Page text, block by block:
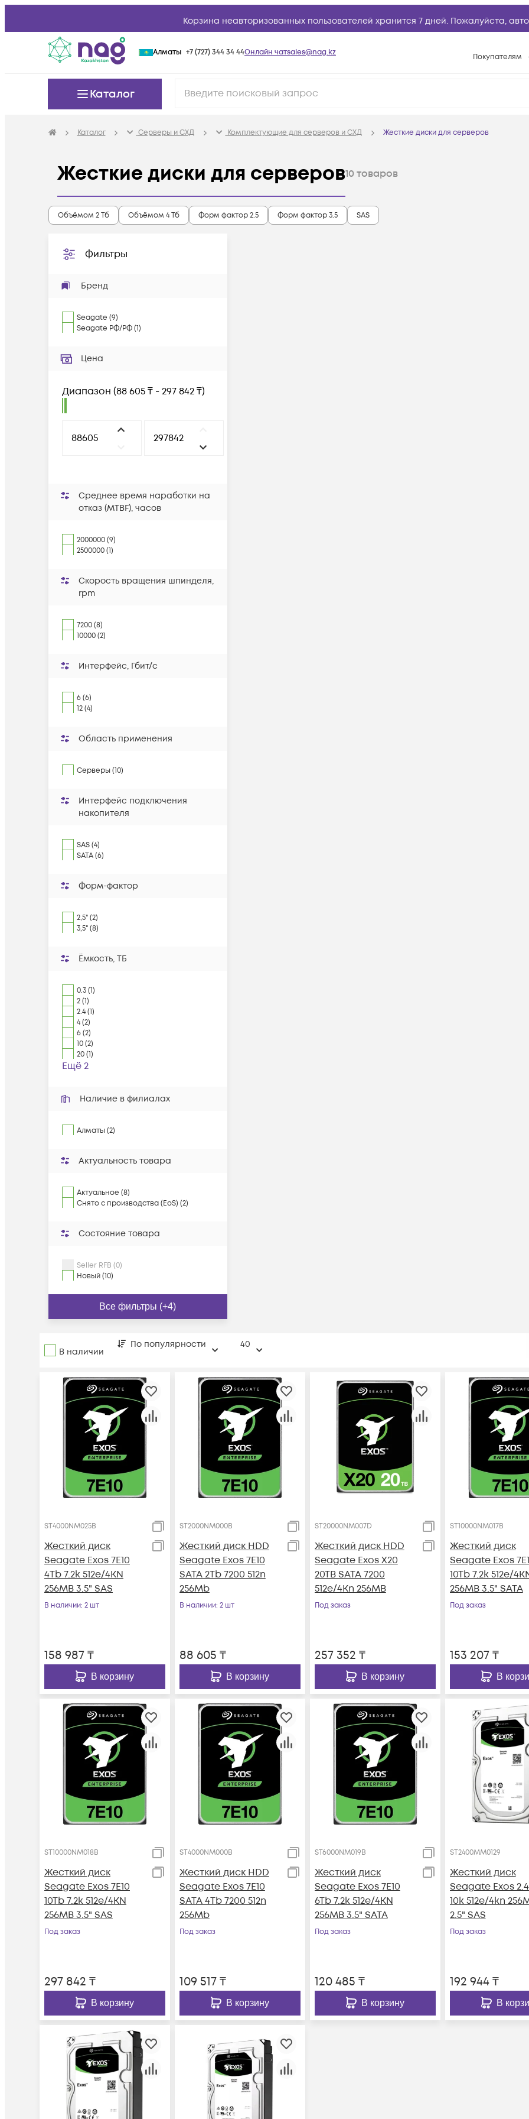
Корзина неавторизованных пользователей хранится 7 дней. Пожалуйста,
Алматы +7 (727) 344 34 44Онлайн чатsales@nag.kz Покупателям
Возврат
Каталог
Каталог Серверы и СХД Комплектующие для серверов и СХД Жесткие диски для серверов
Жесткие диски для серверов10 товаров
Фильтры
Бренд
Seagate (9)
Seagate РФ/РФ(1)
Цена
Диапазон (88 605 ₸ - 297 842 ₸)
Среднее время наработки на
отказ (MTBF), часов
2000000 (9)
2500000 (1)
Скорость вращения шпинделя,
rpm
7200 (8)
10000 (2)
Интерфейс, Гбит/с
6 (6)
12 (4)
Область применения
Серверы (10)
Интерфейс подключения
накопителя
SAS (4)
SATA (6)
Форм-фактор
2,5" (2)
3,5" (8)
Ëмкость, ТБ
0.3 (1)
2 (1)
2.4 (1)
4 (2)
6 (2)
10 (2)
20 (1)
Ещё 2
Наличие в филиалах
Алматы (2)
Актуальность товара
Актуальное (8)
Снято с производства (EoS) (2)
Состояние товара
Seller RFB (0)
Новый (10)
Все фильтры (+4)
Объёмом 2 Тб Объёмом 4 Тб Форм фактор 2.5 Форм фактор 3.5 SAS
В наличии
По популярности 40
ST4000NM025B
Жесткий диск
Seagate Exos 7E10
4Tb 7.2k 512e/4KN
256MB 3.5" SAS
В наличии: 2 шт
158 987₸
В корзину
ST2000NM000B
Жесткий диск HDD
Seagate Exos 7E10
SATA 2Tb 7200 512n
256Mb
В наличии: 2 шт
88 605 ₸
В корзину
ST20000NM007D
Жесткий диск HDD
Seagate Exos X20
20TB SATA 7200
512e/4Kn 256MB
Под заказ
257 352 ₸
В корзину
ST10000NM017B
Жесткий диск
Seagate Exos
10Tb 7.2k 512e/
256MB 3.5" SATA
Под заказ
153 207₸
В
ST10000NM018B
Жесткий диск
Seagate Exos 7E10
10Tb 7.2k 512e/4KN
256MB 3.5" SAS
Под заказ
297 842 ₸
В корзину
ST4000NM000B
Жесткий диск HDD
Seagate Exos 7E10
SATA 4Tb 7200 512n
256Mb
Под заказ
109 517₸
В корзину
ST6000NM019B
Жесткий диск
Seagate Exos 7E10
6Tb 7.2k 512e/4KN
256MB 3.5" SATA
Под заказ
120 485 ₸
В корзину
ST2400MM0129
Жесткий диск
Seagate Exos
10k 512e/4kn
2.5" SAS
Под заказ
192 944₸
В